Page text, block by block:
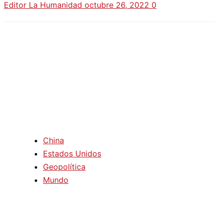
Editor La Humanidad octubre 26, 2022 0
China
Estados Unidos
Geopolítica
Mundo